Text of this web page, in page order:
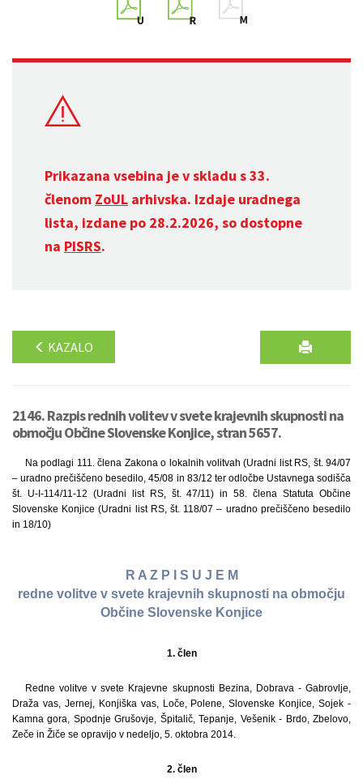
Prikazana vsebina je v skladu s 33.
členom ZoUL arhivska. Izdaje uradnega
lista, izdane po 28.2.2026, so dostopne
na PISRS.
KAZALO
2146. Razpis rednih volitev v svete krajevnih skupnosti na
območju Občine Slovenske Konjice, stran 5657.
Na podlagi 111. člena Zakona o lokalnih volitvah (Uradni list RS, št. 94/07
– uradno prečiščeno besedilo, 45/08 in 83/12 ter odločbe Ustavnega sodišča
št. U-I-114/11-12 (Uradni list RS, št. 47/11) in 58. člena Statuta Občine
Slovenske Konjice (Uradni list RS, št. 118/07 – uradno prečiščeno besedilo
in 18/10)
R A Z P I S U J E M
redne volitve v svete krajevnih skupnosti na območju
Občine Slovenske Konjice
1. člen
Redne volitve v svete Krajevne skupnosti Bezina, Dobrava - Gabrovlje,
Draža vas, Jernej, Konjiška vas, Loče, Polene, Slovenske Konjice, Sojek -
Kamna gora, Spodnje Grušovje, Špitalič, Tepanje, Vešenik - Brdo, Zbelovo,
Zeče in Žiče se opravijo v nedeljo, 5. oktobra 2014.
2. člen